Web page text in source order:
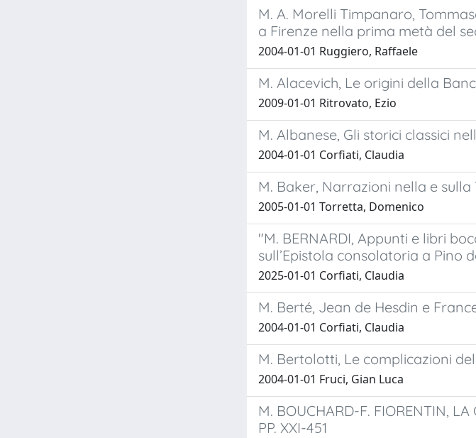
M. A. Morelli Timpanaro,
a Firenze nella prima metà del
2004-01-01 Ruggiero, Raffaele
M. Alacevich, Le origini della
2009-01-01 Ritrovato, Ezio
M. Albanese, Gli storici classici
2004-01-01 Corfiati, Claudia
M. Baker, Narrazioni nella e
2005-01-01 Torretta, Domenico
"M. BERNARDI, Appunti e libri
sull’Epistola consolatoria a Pino
2025-01-01 Corfiati, Claudia
M. Berté, Jean de Hesdin e
2004-01-01 Corfiati, Claudia
M. Bertolotti, Le complicazioni
2004-01-01 Fruci, Gian Luca
M. BOUCHARD-F. FIORENTIN, LA
PP. XXI-451